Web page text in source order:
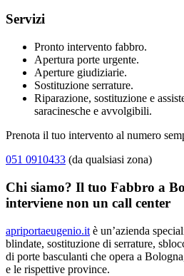
Servizi
Pronto intervento fabbro.
Apertura porte urgente.
Aperture giudiziarie.
Sostituzione serrature.
Riparazione, sostituzione e
saracinesche e avvolgibili.
Prenota il tuo intervento al numero
051 0910433 (da qualsiasi zona)
Chi siamo? Il tuo Fabbro a
interviene non un call center
apriportaeugenio.it è un’azienda
blindate, sostituzione di serrature,
di porte basculanti che opera a
e le rispettive province.